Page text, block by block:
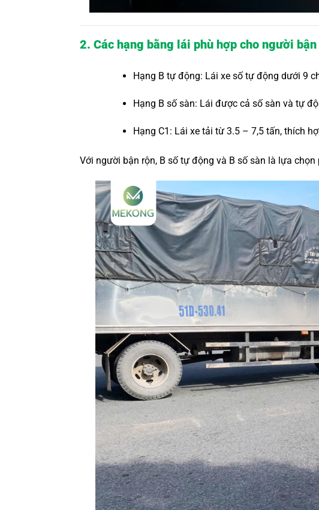
2. Các hạng bằng lái phù hợp cho người
Hạng B tự động: Lái xe số tự động dưới 9
Hạng B số sàn: Lái được cả số sàn và tự
Hạng C1: Lái xe tải từ 3.5 – 7,5 tấn, thích
Với người bận rộn, B số tự động và B số sàn là lựa chọn